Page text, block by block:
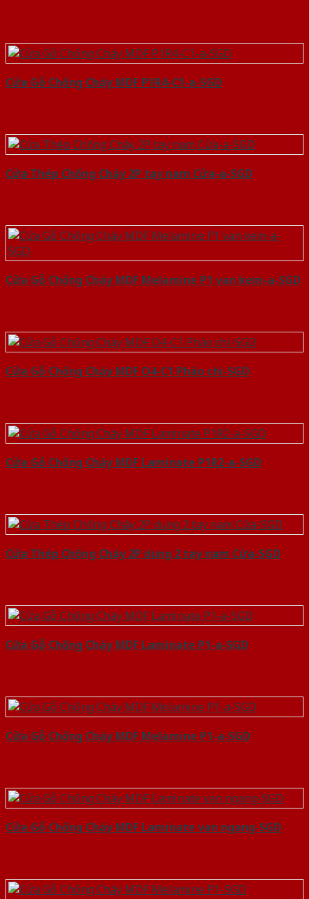
Cửa Gỗ Chống Cháy MDF P1R4-C1-a-SGD
Cửa Thép Chống Cháy 2P tay nam Cửa-a-SGD
Cửa Gỗ Chống Cháy MDF Melamine P1 van kem-a-SGD
Cửa Gỗ Chống Cháy MDF O4-C1 Phào chi-SGD
Cửa Gỗ Chống Cháy MDF Laminate P1R2-a-SGD
Cửa Thép Chống Cháy 2P dung 2 tay nam Cửa-SGD
Cửa Gỗ Chống Cháy MDF Laminate P1-a-SGD
Cửa Gỗ Chống Cháy MDF Melamine P1-a-SGD
Cửa Gỗ Chống Cháy MDF Laminate van ngang-SGD